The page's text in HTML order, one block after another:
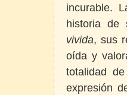
incurable.
historia de
vivida, sus
oída y
totalidad
expresión